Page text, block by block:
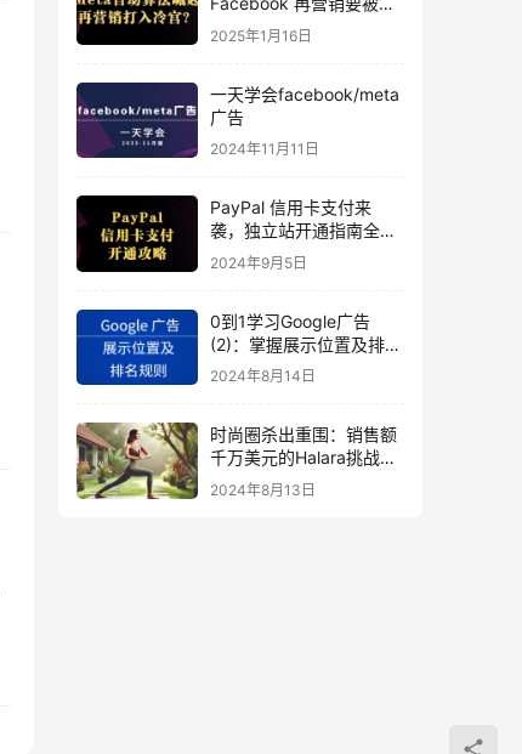
入冷宫？
2025年1月16日
一天学会facebook/meta
广告
2024年11月11日
PayPal 信用卡支付来
袭，独立站开通指南全揭
秘
2024年9月5日
0到1学习Google广告
(2)：掌握展示位置及排名
规则
2024年8月14日
时尚圈杀出重围：销售额
千万美元的Halara挑战
SHEIN成新时尚巨头
（上）
2024年8月13日